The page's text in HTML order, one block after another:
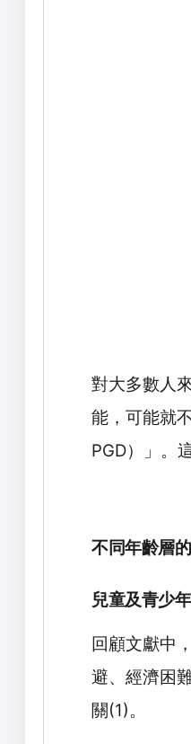
對大多數人
能，可能就
PGD）」。
不同年齡層
兒童及青少年
回顧文獻中
避、經濟困
關(1)。